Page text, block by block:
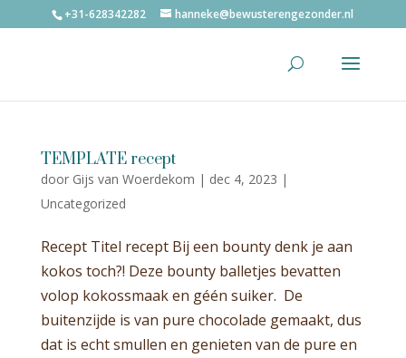
+31-628342282 hanneke@bewusterengezonder.nl
TEMPLATE recept
door Gijs van Woerdekom | dec 4, 2023 |
Uncategorized
Recept Titel recept Bij een bounty denk je aan
kokos toch?! Deze bounty balletjes bevatten
volop kokossmaak en géén suiker. De
buitenzijde is van pure chocolade gemaakt, dus
dat is echt smullen en genieten van de pure en